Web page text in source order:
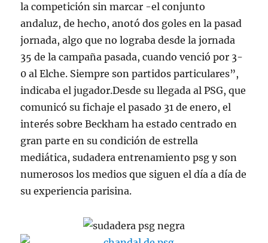
la competición sin marcar -el conjunto
andaluz, de hecho, anotó dos goles en la pasad
jornada, algo que no lograba desde la jornada
35 de la campaña pasada, cuando venció por 3-
0 al Elche. Siempre son partidos particulares”,
indicaba el jugador.Desde su llegada al PSG, que
comunicó su fichaje el pasado 31 de enero, el
interés sobre Beckham ha estado centrado en
gran parte en su condición de estrella
mediática, sudadera entrenamiento psg y son
numerosos los medios que siguen el día a día de
su experiencia parisina.